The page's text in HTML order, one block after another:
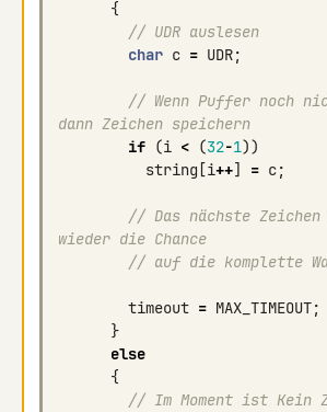
{
// UDR auslesen
char c = UDR;
// Wenn Puffer noch
dann Zeichen speichern
if (i < (32-1))
string [i++] = c;
// Das nächste
wieder die Chance
// auf die komplette
timeout = MAX_TIMEOUT;
}
else
{
// Im Moment ist Kein